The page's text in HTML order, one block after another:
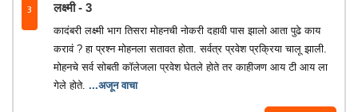
3 लक्ष्मी - 3
कादंबरी लक्ष्मी भाग तिसरा मोहनची नोकरी दहावी पास झालो आता पुढे काय
करावं ? हा प्रश्न मोहनला सतावत होता. सर्वत्र प्रवेश प्रक्रिया चालू झाली.
मोहनचे सर्व सोबती कॉलेजला प्रवेश घेतले होते तर काहीजण आय टी आय ला
गेले होते. ...अजून वाचा